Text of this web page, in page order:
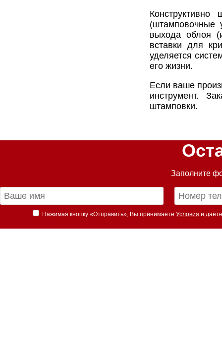
(штамповочные
выхода облоя
вставки для
уделяется
его жизни.
Если ваше
инструмент.
штамповки.
Заполните
Нажимая кнопку «Отправить», Вы принимаете Условия и